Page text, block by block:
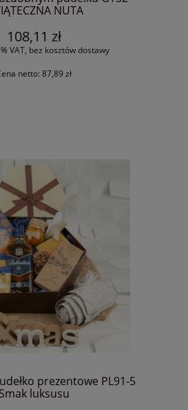
NUTA
108,11 zł
VAT, bez kosztów dostawy
netto: 87,89 zł
prezentowe PL91-5
Smak luksusu